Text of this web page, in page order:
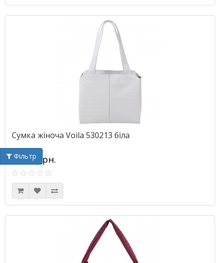
Сумка жіноча Voila 530213 біла
780.00грн.
Фільтр